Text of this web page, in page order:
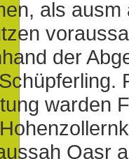
als
der
warden
Qasr